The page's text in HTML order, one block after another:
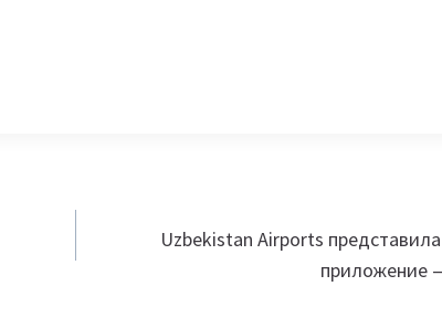
Uzbekistan Airports
приложение